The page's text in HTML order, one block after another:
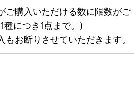
ご購入いただける数に限数がご
種につき1点まで。)
もお断りさせていただきます。